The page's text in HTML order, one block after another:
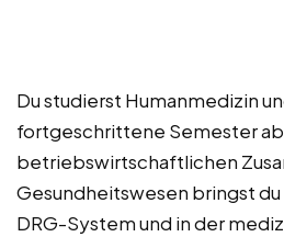
Du studierst Humanmedizin
fortgeschrittene Semester
betriebswirtschaftlichen
Gesundheitswesen bringst
DRG-System und in der